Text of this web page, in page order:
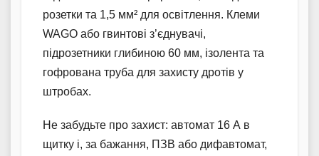
розетки та 1,5 мм² для освітлення. Клеми
WAGO або гвинтові з’єднувачі,
підрозетники глибиною 60 мм, ізолента та
гофрована труба для захисту дротів у
штробах.
Не забудьте про захист: автомат 16 А в
щитку і, за бажання, ПЗВ або дифавтомат,